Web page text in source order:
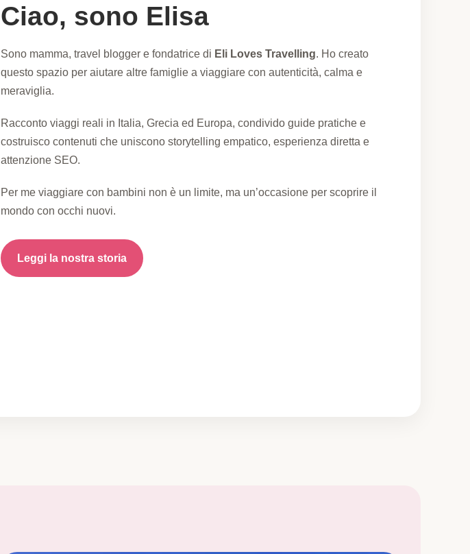
Ciao, sono Elisa
Sono mamma, travel blogger e fondatrice di Eli Loves Travelling. Ho creato
questo spazio per aiutare altre famiglie a viaggiare con autenticità, calma e
meraviglia.
Racconto viaggi reali in Italia, Grecia ed Europa, condivido guide pratiche e
costruisco contenuti che uniscono storytelling empatico, esperienza diretta e
attenzione SEO.
Per me viaggiare con bambini non è un limite, ma un’occasione per scoprire il
mondo con occhi nuovi.
Leggi la nostra storia